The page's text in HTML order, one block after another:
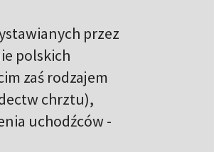
przez
polskich
zaś rodzajem
chrztu),
uchodźców -